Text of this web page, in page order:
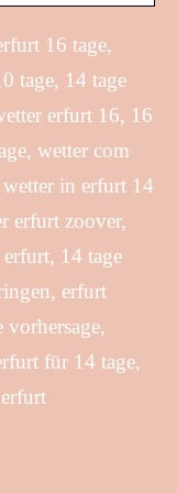
16 tage,
tage, 14 tage
erfurt 16, 16
wetter com
in erfurt 14
erfurt zoover,
14 tage
erfurt
für 14 tage,